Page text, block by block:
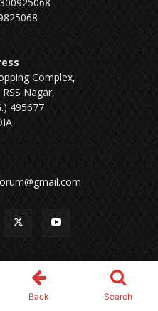
Complex,
Nagar,
495677
Terms & Conditions
Back Search